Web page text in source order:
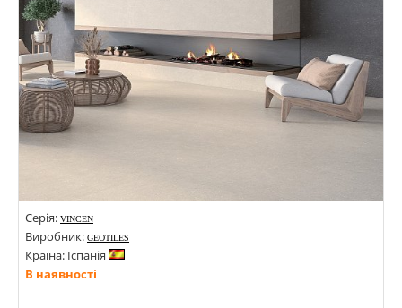
Серія: VINCEN
Виробник: GEOTILES
Країна: Іспанія
В наявності